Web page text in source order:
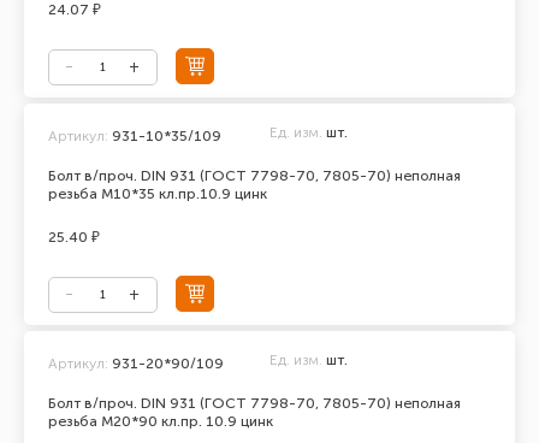
24.07 ₽
Болт в/проч. DIN 931 (ГОСТ 7798-70, 7805-70) неполная
резьба М10*35 кл.пр.10.9 цинк
Артикул: 931-10*35/109 Ед. изм. шт.
25.40 ₽
Болт в/проч. DIN 931 (ГОСТ 7798-70, 7805-70) неполная
резьба М20*90 кл.пр. 10.9 цинк
Артикул: 931-20*90/109 Ед. изм. шт.